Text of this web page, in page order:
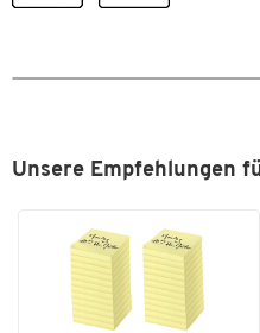
Unsere Empfehlungen